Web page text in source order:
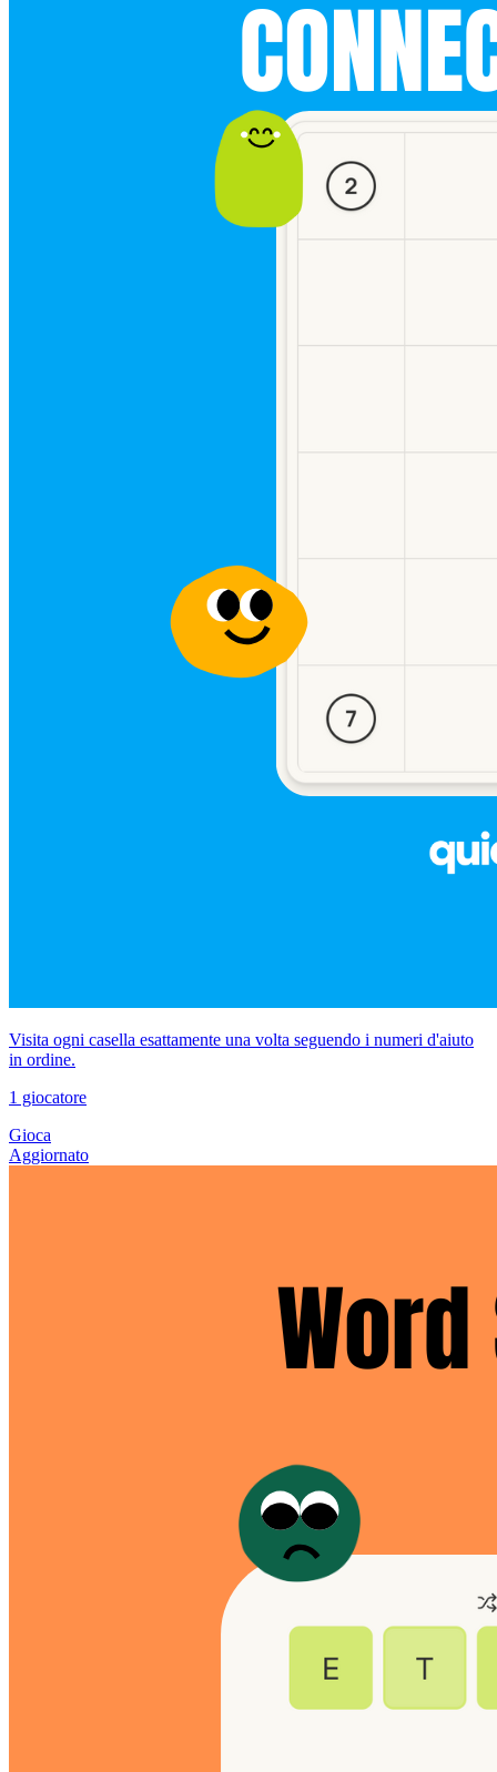
Visita ogni casella esattamente una volta seguendo i numeri d'aiuto
in ordine.
1 giocatore
Gioca
Aggiornato